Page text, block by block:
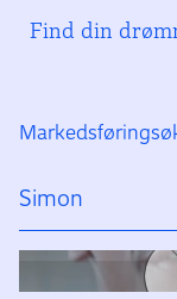
Find din
Simon